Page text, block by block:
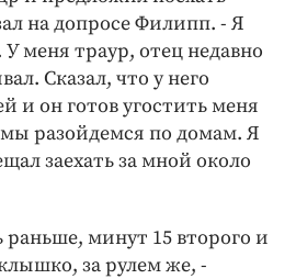
на допросе Филипп. - Я
У меня траур, отец недавно
Сказал, что у него
и он готов угостить меня
разойдемся по домам. Я
заехать за мной около
раньше, минут 15 второго и
за рулем же, -